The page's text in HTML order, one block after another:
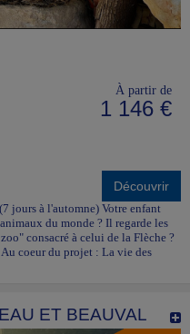
À partir de
1 146 €
Découvrir
jours à l'automne) Votre enfant
du monde ? Il regarde les
consacré à celui de la Flèche ?
coeur du projet : La vie des
ET BEAUVAL